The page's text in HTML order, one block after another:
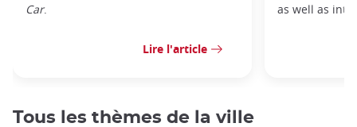
Car.
Lire l'article
as well as
Tous les thèmes de la ville